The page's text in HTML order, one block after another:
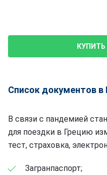
Список документов в
В связи с пандемией
для поездки в Грецию
тест, страховка,
Загранпаспорт;